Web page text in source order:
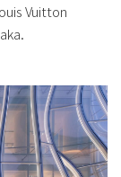
Vuitton